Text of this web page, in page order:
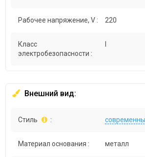
Рабочее напряжение, V : 220
Класс
электробезопасности :
Внешний вид:
Стиль :
Материал основания : металл